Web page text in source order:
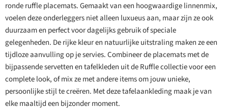
ronde ruffle placemats. Gemaakt van een hoogwaardige linnenmix,
voelen deze onderleggers niet alleen luxueus aan, maar zijn ze ook
duurzaam en perfect voor dagelijks gebruik of speciale
gelegenheden. De rijke kleur en natuurlijke uitstraling maken ze een
tijdloze aanvulling op je servies. Combineer de placemats met de
bijpassende servetten en tafelkleden uit de Ruffle collectie voor een
complete look, of mix ze met andere items om jouw unieke,
persoonlijke stijl te creëren. Met deze tafelaankleding maak je van
elke maaltijd een bijzonder moment.